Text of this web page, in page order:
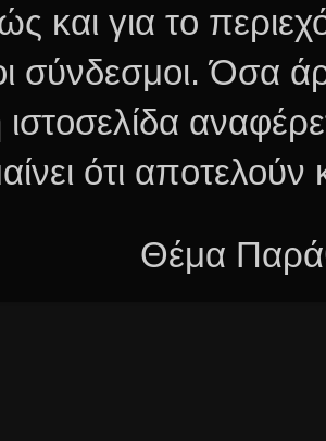
και για το
σύνδεσμοι.Όσα
ότι
Θέμα